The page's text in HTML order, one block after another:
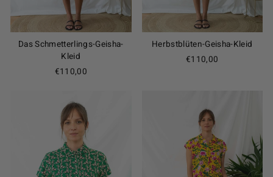
Das Schmetterlings-Geisha-
Kleid
€110,00
Herbstblüten-Geisha-Kleid
€110,00